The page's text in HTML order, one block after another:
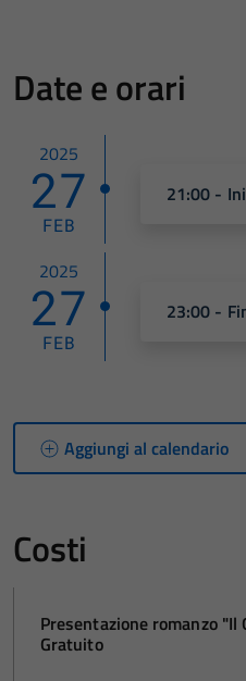
Date e orari
2025
27
FEB
21:00 -
2025
27
FEB
23:00 -
Aggiungi al calendario
Costi
Presentazione romanzo
Gratuito